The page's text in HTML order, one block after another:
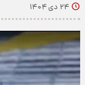
۲۴ دی ۱۴۰۴